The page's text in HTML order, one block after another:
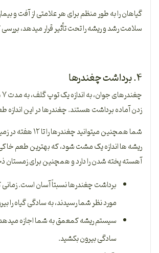
گیاهان را به طور منظم برای هر علامتی از آفت و
سلامت رشد و ریشه را تحت تأثیر قرار می­دهد،
۴. برداشت چغندرها
زدن آماده برداشت هستند. چغندرها در این اندازه
شما همچنین می­توانید
ریشه­ ها اندازه یک مشت شود، که بهترین طعم
آهسته پخته شدن را دارد و همچنین برای زمستان
برداشت چغندرها نسبتاً آسان است. زمانی
مورد نظر شما رسیدند، به سادگی گیاه را
سیستم ریشه کم­عمق به شما اجازه می­دهد
سادگی بیرون بکشید.